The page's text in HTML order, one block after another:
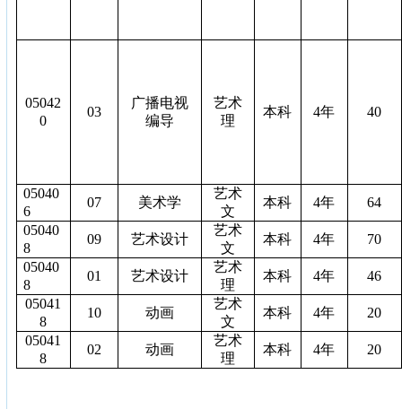
05042
0
03
广播电视
编导
艺术
理
本科 4年 40
05040
6
07 美术学
艺术
文
本科 4年
64
05040
8
09 艺术设计
艺术
文
本科 4年
70
05040
8
01 艺术设计
艺术
理
本科 4年
46
05041
8
10 动画
艺术
文
本科 4年
20
05041
8
02 动画
艺术
理
本科 4年 20